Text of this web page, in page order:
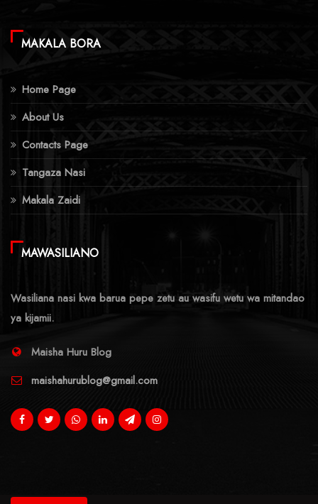
MAKALA BORA
Home Page
About Us
Contacts Page
Tangaza Nasi
Makala Zaidi
MAWASILIANO
Wasiliana nasi kwa barua pepe zetu au wasifu wetu wa mitandao
ya kijamii.
Maisha Huru Blog
maishahurublog@gmail.com